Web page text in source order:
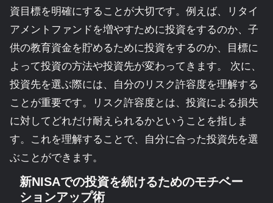
資目標を明確にすることが大切です。例えば、リタイ
アメントファンドを増やすために投資をするのか、子
供の教育資金を貯めるために投資をするのか、目標に
よって投資の方法や投資先が変わってきます。 次に、
投資先を選ぶ際には、自分のリスク許容度を理解する
ことが重要です。リスク許容度とは、投資による損失
に対してどれだけ耐えられるかということを指しま
す。これを理解することで、自分に合った投資先を選
ぶことができます。
新NISAでの投資を続けるためのモチベー
ションアップ術